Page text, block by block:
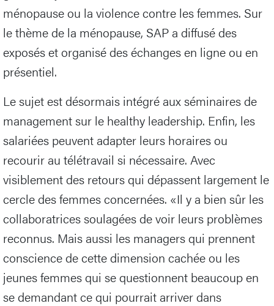
ménopause ou la violence contre les femmes. Sur
le thème de la ménopause, SAP a diffusé des
exposés et organisé des échanges en ligne ou en
présentiel.
Le sujet est désormais intégré aux séminaires de
management sur le healthy leadership. Enfin, les
salariées peuvent adapter leurs horaires ou
recourir au télétravail si nécessaire. Avec
visiblement des retours qui dépassent largement le
cercle des femmes concernées. «Il y a bien sûr les
collaboratrices soulagées de voir leurs problèmes
reconnus. Mais aussi les managers qui prennent
conscience de cette dimension cachée ou les
jeunes femmes qui se questionnent beaucoup en
se demandant ce qui pourrait arriver dans